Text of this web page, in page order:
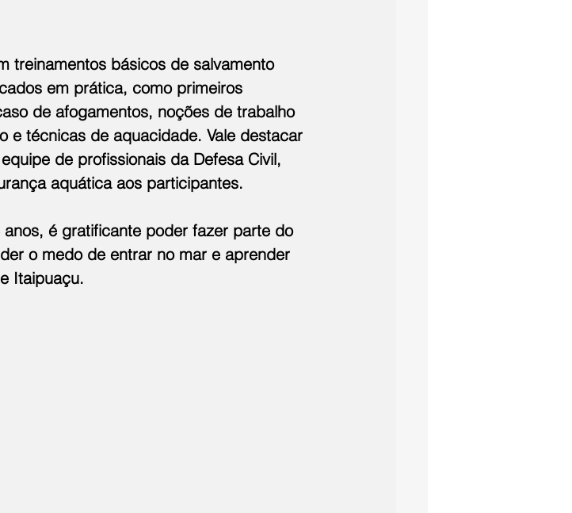
treinamentos básicos de salvamento
em prática, como primeiros
de afogamentos, noções de trabalho
e técnicas de aquacidade. Vale destacar
de profissionais da Defesa Civil,
aquática aos participantes.
é gratificante poder fazer parte do
o medo de entrar no mar e aprender
Itaipuaçu.